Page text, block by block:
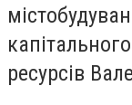
ресурсів